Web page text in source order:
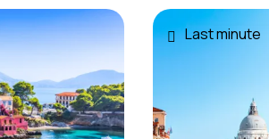
Last minute